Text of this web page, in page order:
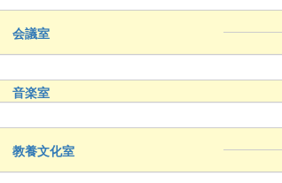
会議室
音楽室
教養文化室